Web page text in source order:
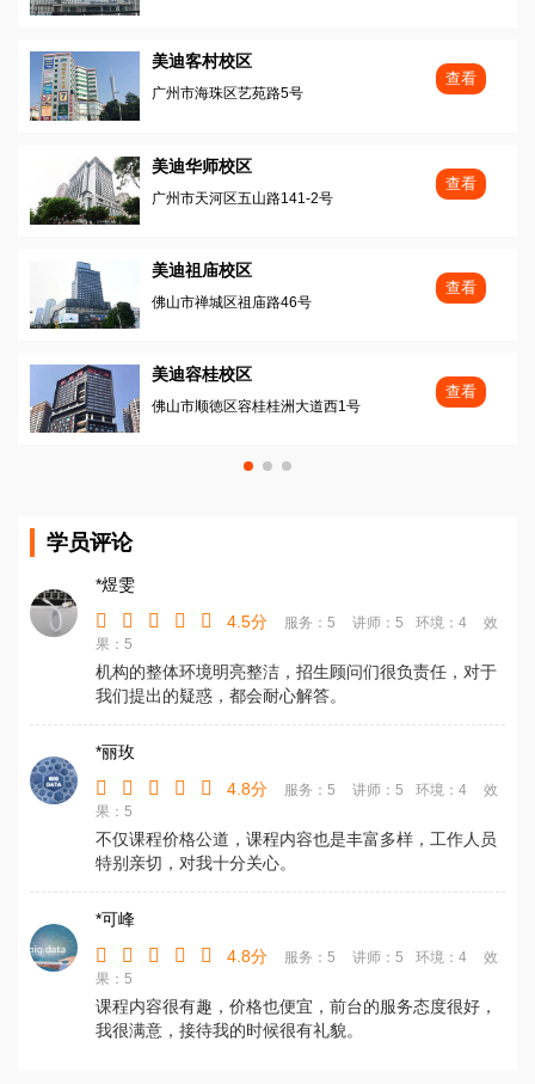
美迪客村校区
广州市海珠区艺苑路5号
查看
美迪华师校区
广州市天河区五山路141-2号
查看
美迪祖庙校区
佛山市禅城区祖庙路46号
查看
美迪容桂校区
佛山市顺徳区容桂桂洲大道西1号
查看
学员评论
*煜雯
4.5分
服务：5 讲师：5 环境：4
效
果：5
机构的整体环境明亮整洁，招生顾问们很负责任，对于
我们提出的疑惑，都会耐心解答。
*丽玫
4.8分
服务：5 讲师：5 环境：4
效
果：5
不仅课程价格公道，课程内容也是丰富多样，工作人员
特别亲切，对我十分关心。
*可峰
4.8分
服务：5 讲师：5 环境：4
效
果：5
课程内容很有趣，价格也便宜，前台的服务态度很好，
我很满意，接待我的时候很有礼貌。